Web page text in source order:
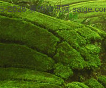
2026赛鸽资讯网